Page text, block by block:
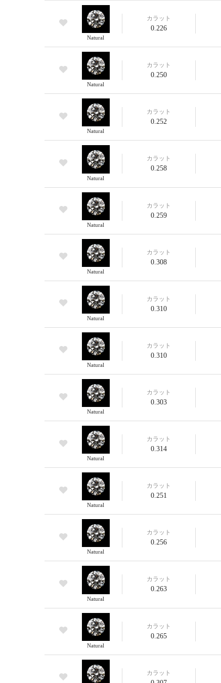
Natural
カラット
0.226
Natural
カラット
0.250
Natural
カラット
0.252
Natural
カラット
0.258
Natural
カラット
0.259
Natural
カラット
0.308
Natural
カラット
0.310
Natural
カラット
0.310
Natural
カラット
0.303
Natural
カラット
0.314
Natural
カラット
0.251
Natural
カラット
0.256
Natural
カラット
0.263
Natural
カラット
0.265
カラット